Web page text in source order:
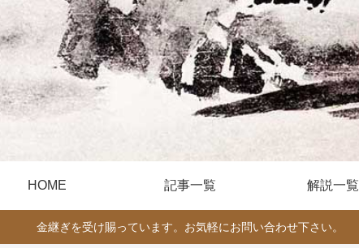
HOME 記事一覧 解説一覧
金継ぎを受け賜っています。お気軽にお問い合わせ下さい。